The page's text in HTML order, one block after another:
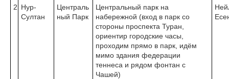
2 Нур-
Султан
Централь
ный Парк
Центральный парк на
набережной (вход в парк со
стороны проспекта Туран,
ориентир городские часы,
проходим прямо в парк, идём
мимо здания федерации
теннеса и рядом фонтан с
Чашей)